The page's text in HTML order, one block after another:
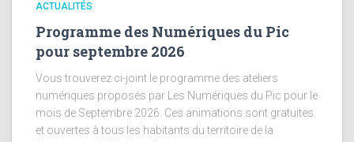
ACTUALITÉS
Programme des Numériques du Pic
pour septembre 2026
Vous trouverez ci-joint le programme des ateliers
numériques proposés par Les Numériques du Pic pour le
mois de Septembre 2026. Ces animations sont gratuites
et ouvertes à tous les habitants du territoire de la